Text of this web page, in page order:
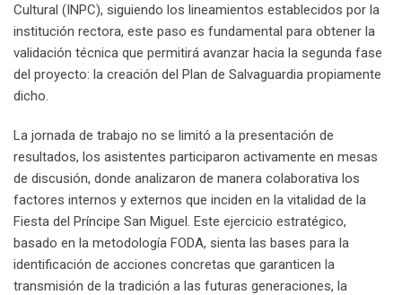
Cultural (INPC), siguiendo los lineamientos establecidos por la
institución rectora, este paso es fundamental para obtener la
validación técnica que permitirá avanzar hacia la segunda fase
del proyecto: la creación del Plan de Salvaguardia propiamente
dicho.
La jornada de trabajo no se limitó a la presentación de
resultados, los asistentes participaron activamente en mesas
de discusión, donde analizaron de manera colaborativa los
factores internos y externos que inciden en la vitalidad de la
Fiesta del Príncipe San Miguel. Este ejercicio estratégico,
basado en la metodología FODA, sienta las bases para la
identificación de acciones concretas que garanticen la
transmisión de la tradición a las futuras generaciones, la